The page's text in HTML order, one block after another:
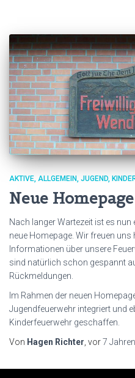
AKTIVE ALLGEMEIN JUGEND
Neue Homepage
Nach langer Wartezeit ist es
neue Homepage. Wir freuen
Informationen über unsere
sind natürlich schon gespannt
Rückmeldungen.
Im Rahmen der neuen
Jugendfeuerwehr integriert und
Kinderfeuerwehr geschaffen.
Von Hagen Richter , vor7 Jahren